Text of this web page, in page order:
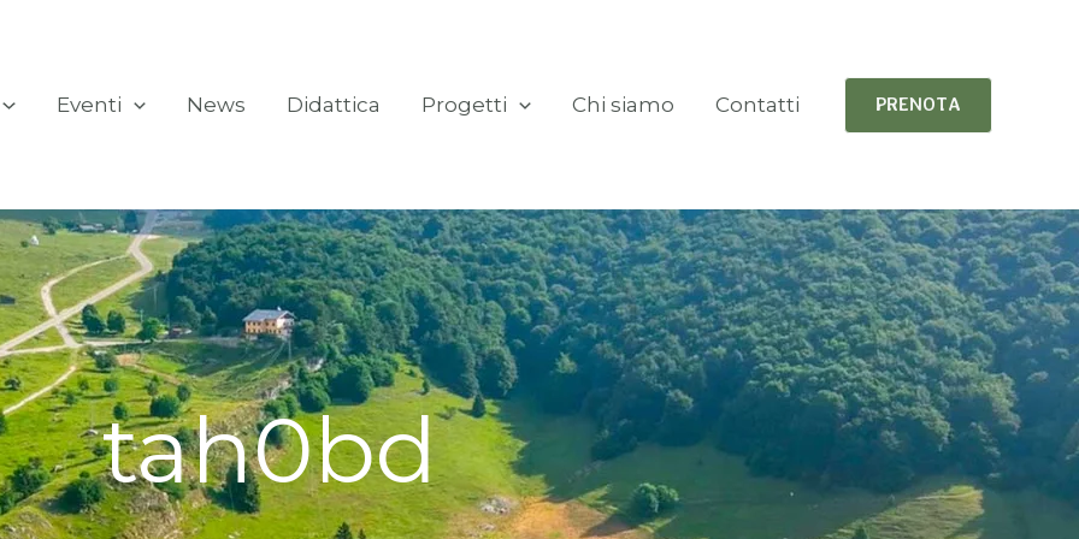
Eventi News Didattica Progetti Chi siamo Contatti PRENOTA
tah0bd